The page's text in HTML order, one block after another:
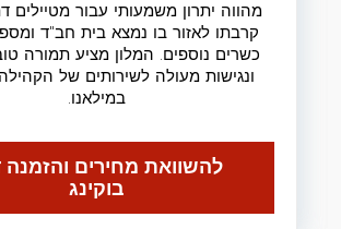
מהווה יתרון משמעותי עבור מטיילים
קרבתו לאזור בו נמצא בית חב"ד
כשרים נוספים. המלון מציע תמורה
ונגישות מעולה לשירותים של
במילאנו.
להשוואת מחירים והזמנה
בוקינג